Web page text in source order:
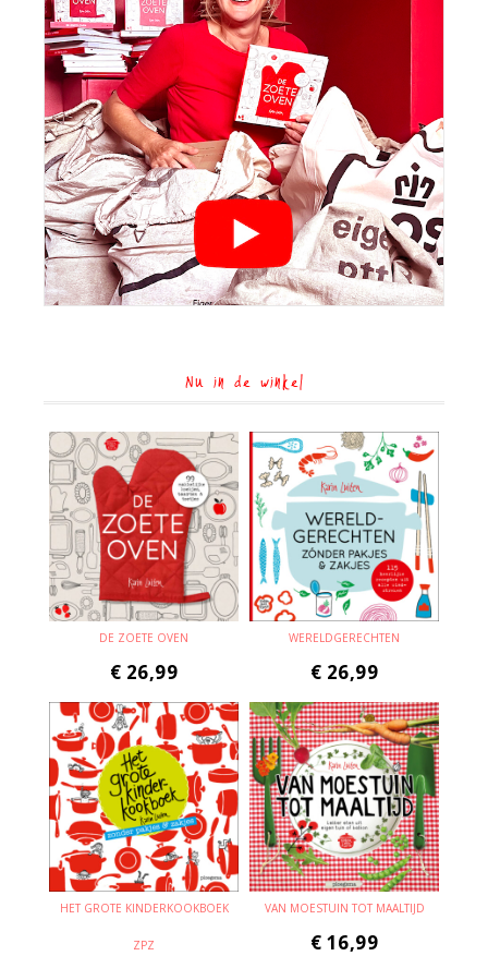
Nu in de winkel
DE ZOETE OVEN
€ 26,99
WERELDGERECHTEN
€ 26,99
HET GROTE KINDERKOOKBOEK
ZPZ
VAN MOESTUIN TOT MAALTIJD
€ 16,99